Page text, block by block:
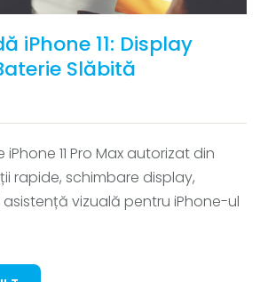
iPhone 11: Display
Slăbită
11 Pro Max autorizat din
rapide, schimbare display,
vizuală pentru iPhone-ul